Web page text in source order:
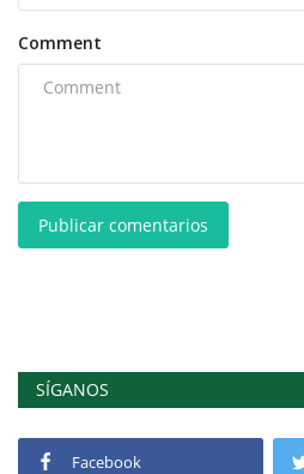
Comment
Publicar comentarios
SÍGANOS
Facebook